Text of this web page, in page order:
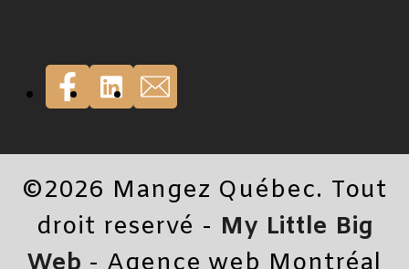
©2026 Mangez Québec. Tout
droit reservé - My Little Big